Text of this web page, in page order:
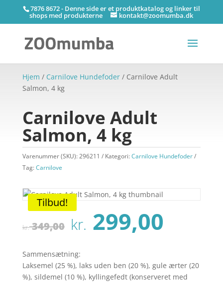
7876 8672 - Denne side er et produktkatalog og linker til
shops med produkterne kontakt@zoomumba.dk
Hjem / Carnilove Hundefoder/ Carnilove Adult
Salmon, 4 kg
Carnilove Adult
Salmon, 4 kg
Varenummer (SKU):296211 Kategori:Carnilove Hundefoder
Tag:Carnilove
Tilbud!
kr.349,00 Den
oprindelige
var:
kr. 349,00.
kr. 299,00
er:
kr.
Sammensætning:
Laksemel (25 %), laks uden ben (20 %), gule ærter (20
%), sildemel (10 %), kyllingefedt (konserveret med